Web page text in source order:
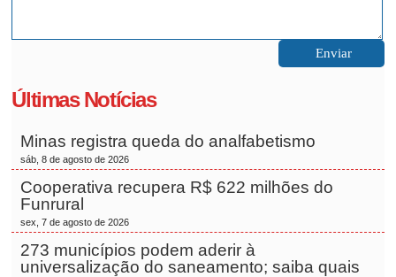
Últimas Notícias
Minas registra queda do analfabetismo
sáb, 8 de agosto de 2026
Cooperativa recupera R$ 622 milhões do
Funrural
sex, 7 de agosto de 2026
273 municípios podem aderir à
universalização do saneamento; saiba quais